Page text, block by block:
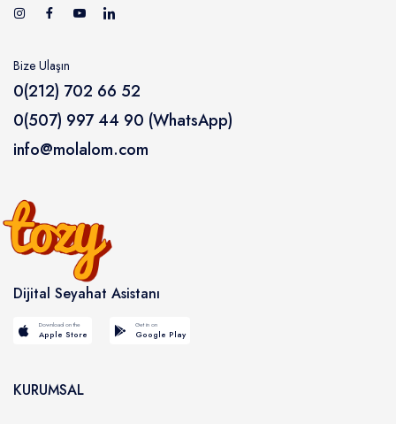
Bize Ulaşın
0(212) 702 66 52
0(507) 997 44 90 (WhatsApp)
info@molalom.com
Dijital Seyahat Asistanı
Download on the
Apple Store
Get in on
Google Play
KURUMSAL